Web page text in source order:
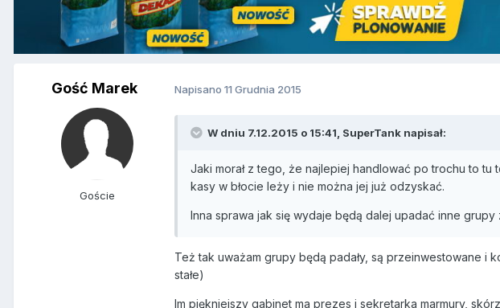
Gość Marek
Goście
Napisano 11 Grudnia 2015
W dniu 7.12.2015 o 15:41, SuperTank napisał:
Jaki morał z tego, że najlepiej handlować po trochu to
kasy w błocie leży i nie można jej już odzyskać.
Inna sprawa jak się wydaje będą dalej upadać inne
Też tak uważam grupy będą padały, są przeinwestowane i
stałe)
Im piękniejszy gabinet ma prezes i sekretarka marmury,